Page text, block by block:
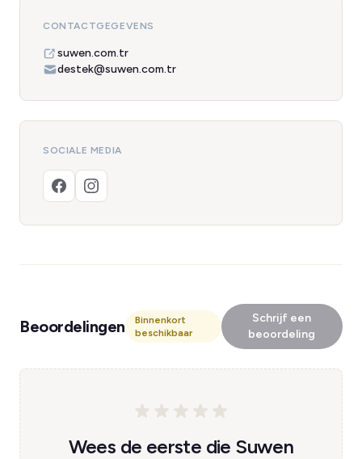
CONTACTGEGEVENS
suwen.com.tr
destek@suwen.com.tr
SOCIALE MEDIA
Beoordelingen
Binnenkort
beschikbaar
Schrijf een
beoordeling
Wees de eerste die Suwen